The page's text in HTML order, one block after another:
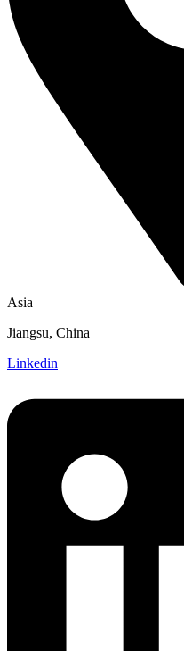
Asia
Jiangsu, China
Linkedin